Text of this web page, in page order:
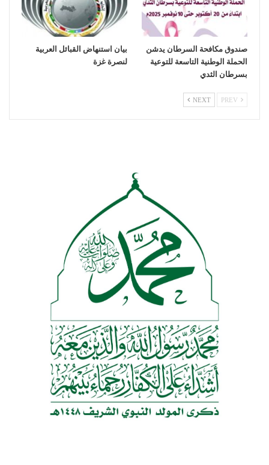
صندوق مكافحة السرطان يدشن
الحملة الوطنية التاسعة للتوعية
بسرطان الثدي
بيان استنهاض القبائل العربية
لنصرة غزة
NEXT